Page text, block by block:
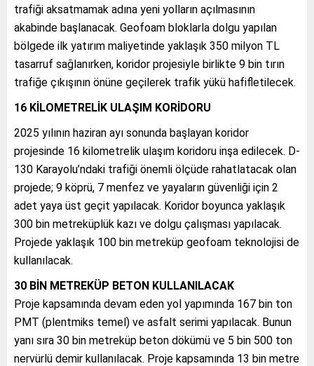
trafiği aksatmamak adına yeni yolların açılmasının
akabinde başlanacak. Geofoam bloklarla dolgu yapılan
bölgede ilk yatırım maliyetinde yaklaşık 350 milyon TL
tasarruf sağlanırken, koridor projesiyle birlikte 9 bin tırın
trafiğe çıkışının önüne geçilerek trafik yükü hafifletilecek.
16 KİLOMETRELİK ULAŞIM KORİDORU
2025 yılının haziran ayı sonunda başlayan koridor
projesinde 16 kilometrelik ulaşım koridoru inşa edilecek. D-
130 Karayolu’ndaki trafiği önemli ölçüde rahatlatacak olan
projede; 9 köprü, 7 menfez ve yayaların güvenliği için 2
adet yaya üst geçit yapılacak. Koridor boyunca yaklaşık
300 bin metreküplük kazı ve dolgu çalışması yapılacak.
Projede yaklaşık 100 bin metreküp geofoam teknolojisi de
kullanılacak.
30 BİN METREKÜP BETON KULLANILACAK
Proje kapsamında devam eden yol yapımında 167 bin ton
PMT (plentmiks temel) ve asfalt serimi yapılacak. Bunun
yanı sıra 30 bin metreküp beton dökümü ve 5 bin 500 ton
nervürlü demir kullanılacak. Proje kapsamında 13 bin metre